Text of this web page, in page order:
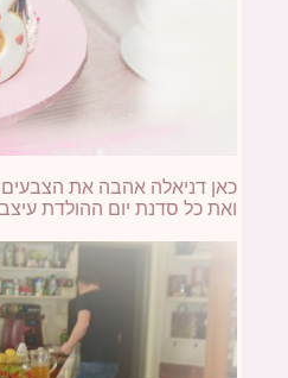
כאן דניאלה אהבה את הצבעים
ואת כל סדנת יום ההולדת